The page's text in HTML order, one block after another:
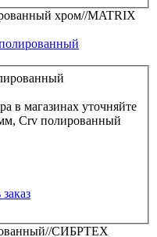
в магазинах уточняйте
Crv полированный